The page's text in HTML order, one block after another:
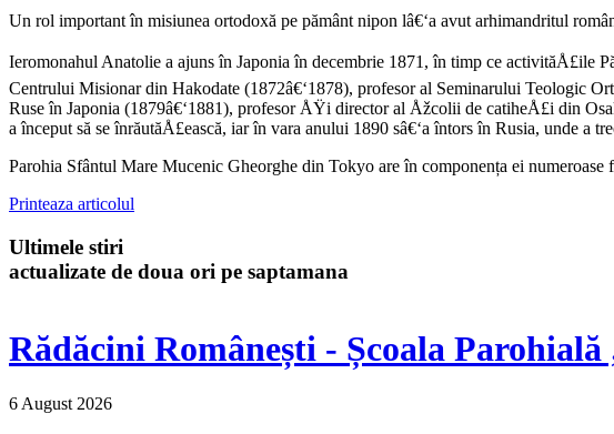
Un rol important în misiunea ortodoxă pe pământ nipon lâ€‘a avut arhimandritul
Ieromonahul Anatolie a ajuns în Japonia în decembrie 1871, în timp ce activităÅ£ile
Centrului Misionar din Hakodate (1872â€‘1878), profesor al Seminarului Teologic
Ruse în Japonia (1879â€‘1881), profesor ÅŸi director al Åžcolii de catiheÅ£i din
a început să se înrăutăÅ£ească, iar în vara anului 1890 sâ€‘a întors în Rusia, unde a
Parohia Sfântul Mare Mucenic Gheorghe din Tokyo are în componența ei
Printeaza articolul
Ultimele stiri
actualizate de doua ori pe saptamana
Rădăcini Românești - Școala
6 August 2026